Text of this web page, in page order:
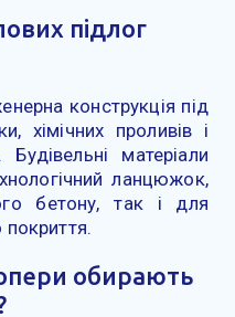
підлог
конструкція під
хімічних проливів і
матеріали
ланцюжок,
бетону, так і для
покриття.
обирають